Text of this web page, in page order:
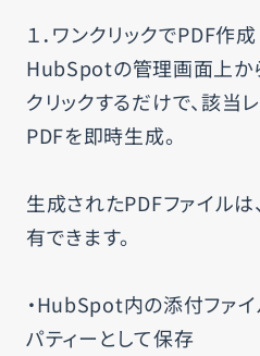
１．ワンクリックでPDF作成
HubSpotの管理画面上か
クリックするだけで、該当
PDFを即時生成。
生成されたPDFファイルは
有できます。
・HubSpot内の添付ファイ
パティーとして保存